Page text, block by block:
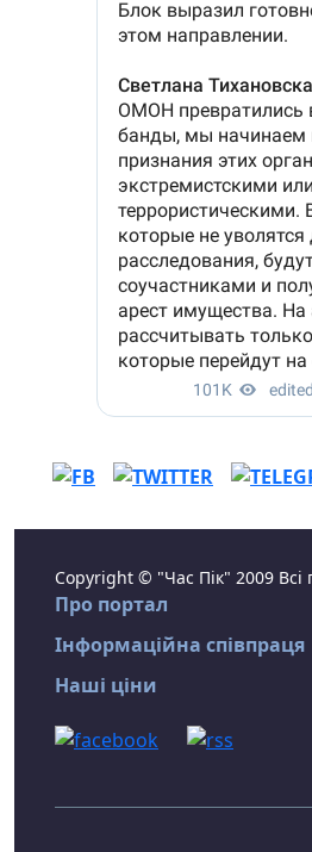
Copyright © "Час Пік" 2009 Всі
Про портал
Інформаційна співпраця
Наші ціни